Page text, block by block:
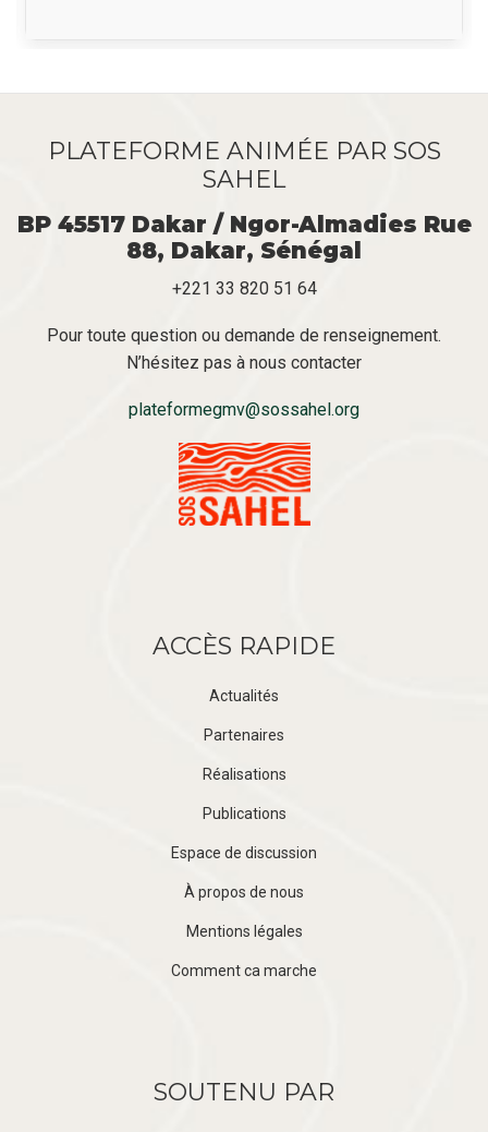
PLATEFORME ANIMÉE PAR SOS
SAHEL
BP 45517 Dakar / Ngor-Almadies Rue
88, Dakar, Sénégal
+221 33 820 51 64
Pour toute question ou demande de renseignement.
N’hésitez pas à nous contacter
plateformegmv@sossahel.org
ACCÈS RAPIDE
Actualités
Partenaires
Réalisations
Publications
Espace de discussion
À propos de nous
Mentions légales
Comment ca marche
SOUTENU PAR